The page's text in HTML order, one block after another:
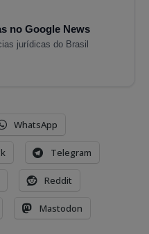
no Google News
jurídicas do Brasil
WhatsApp
Telegram
Reddit
Mastodon